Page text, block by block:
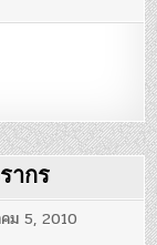
ากร
ม 5, 2010